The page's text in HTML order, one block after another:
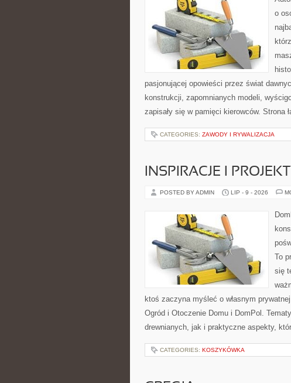
o
pasjonującej opowieści przez świat
konstrukcji, zapomnianych modeli,
zapisały się w pamięci kierowców. Strona
CATEGORIES: ZAWODY I RYWALIZACJA
INSPIRACJE I
POSTED BY ADMIN LIP - 9 - 2026
To
się
ktoś zaczyna myśleć o własnym
Ogród i Otoczenie Domu i DomPol.
drewnianych, jak i praktyczne aspekty,
CATEGORIES: KOSZYKÓWKA